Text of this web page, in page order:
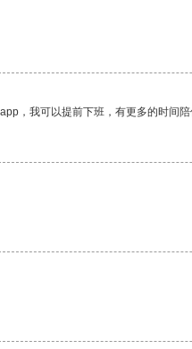
，我可以提前下班，有更多的时间陪